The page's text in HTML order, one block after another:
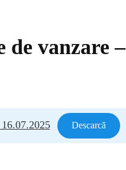
de vanzare –
Descarcă